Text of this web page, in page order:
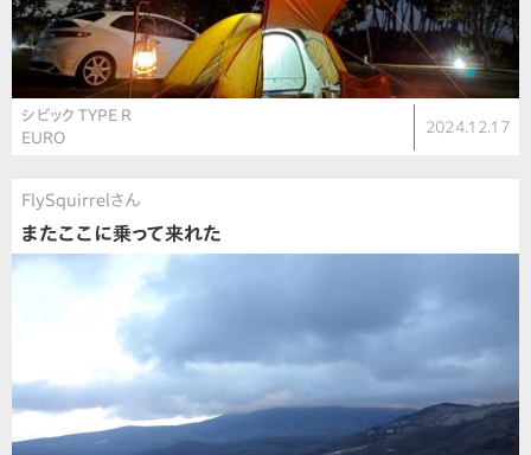
シビック TYPE R
EURO
2024.12.17
FlySquirrelさん
またここに乗って来れた